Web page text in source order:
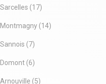
- Indexation : Annuelle, date
- Loyers et charges : Trimestriels
Sarcelles (17)
Montmagny (14)
Sannois (7)
Domont (6)
Arnouville (5)